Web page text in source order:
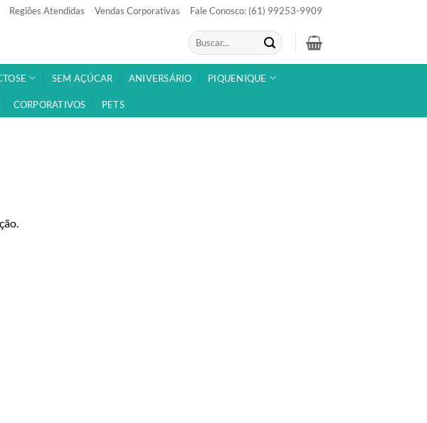
Regiões Atendidas Vendas Corporativas Fale Conosco: (61) 99253-9909
Pesquisar
por:
SEM AÇÚCAR ANIVERSÁRIO PIQUENIQUE
CORPORATIVOS PETS